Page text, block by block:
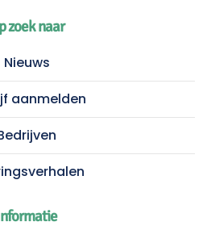
zoek naar
Nieuws
aanmelden